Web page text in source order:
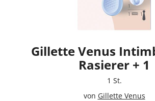
Gillette Venus
Rasierer + 1
1 St.
von Gillette Venus